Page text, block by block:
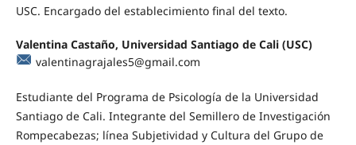
USC. Encargado del establecimiento final del texto.
Valentina Castaño, Universidad Santiago de Cali (USC)
valentinagrajales5@gmail.com
Estudiante del Programa de Psicología de la Universidad
Santiago de Cali. Integrante del Semillero de Investigación
Rompecabezas; línea Subjetividad y Cultura del Grupo de